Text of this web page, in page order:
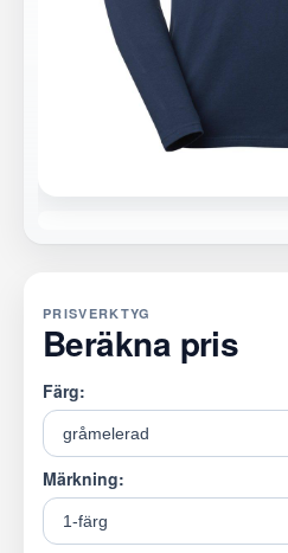
PRISVERKTYG
Beräkna pris
Färg:
Märkning: